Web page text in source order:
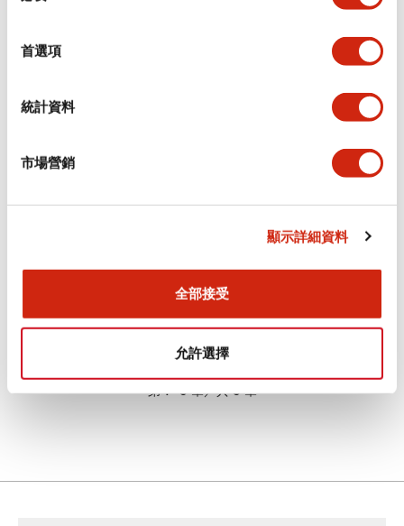
首選項
統計資料
市場營銷
顯示詳細資料
全部接受
允許選擇
SA1E型 放大器內
置型小型光電感測
現精巧簡單並且具備必
第 1~ 5 筆／共 5 筆